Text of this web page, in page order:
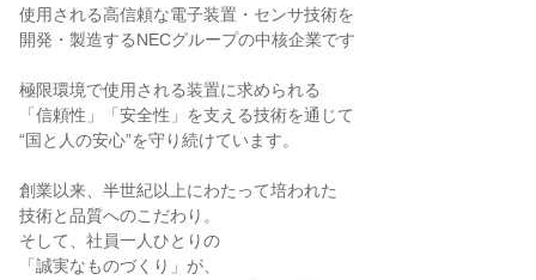
使用される高信頼な電子装置・センサ技術を
開発・製造するNECグループの中核企業です
極限環境で使用される装置に求められる
「信頼性」「安全性」を支える技術を通じて
“国と人の安心”を守り続けています。
創業以来、半世紀以上にわたって培われた
技術と品質へのこだわり。
そして、社員一人ひとりの
「誠実なものづくり」が、